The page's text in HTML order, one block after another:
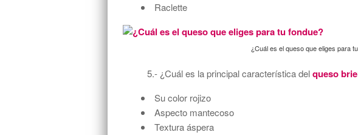
Raclette
¿Cuál es el queso que eliges para
5.- ¿Cuál es la principal característica delqueso brie
Su color rojizo
Aspecto mantecoso
Textura áspera